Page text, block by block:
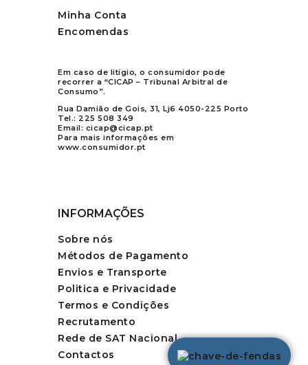
Minha Conta
Encomendas
Em caso de litígio, o consumidor pode
recorrer a “CICAP – Tribunal Arbitral de
Consumo”.
Rua Damião de Gois, 31, Lj6 4050-225 Porto
Tel.: 225 508 349
Email: cicap@cicap.pt
Para mais informações em
www.consumidor.pt
INFORMAÇÕES
Sobre nós
Métodos de Pagamento
Envios e Transporte
Politica e Privacidade
Termos e Condições
Recrutamento
Rede de SAT Nacional
Contactos